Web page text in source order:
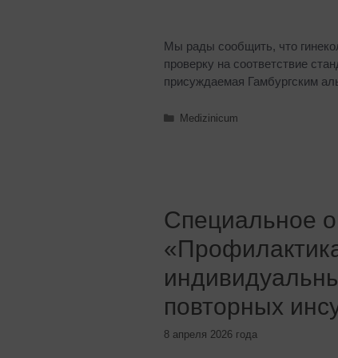
Мы рады сообщить, что
проверку на соответствие
присуждаемая Гамбургским
Medizinicum
Специальное
повторных
8 апреля 2026 года